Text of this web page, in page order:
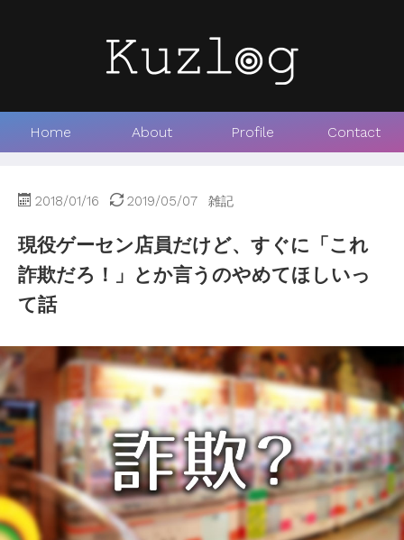
Home About Profile Contact
2018/01/16 2019/05/07 雑記
現役ゲーセン店員だけど、すぐに「これ
詐欺だろ！」とか言うのやめてほしいっ
て話